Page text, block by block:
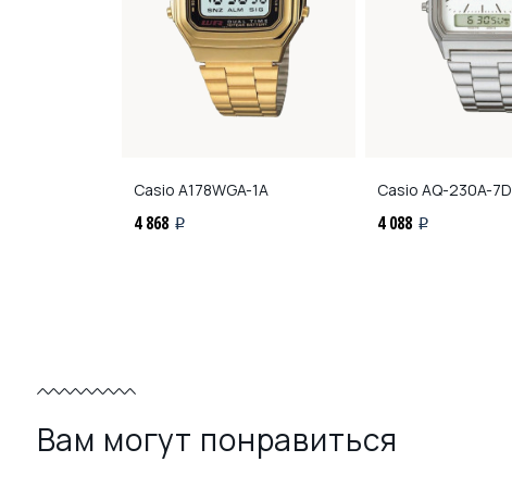
Casio A178WGA-1A
4 868 i
Casio AQ-230A-7D
4 088 i
Вам могут понравиться